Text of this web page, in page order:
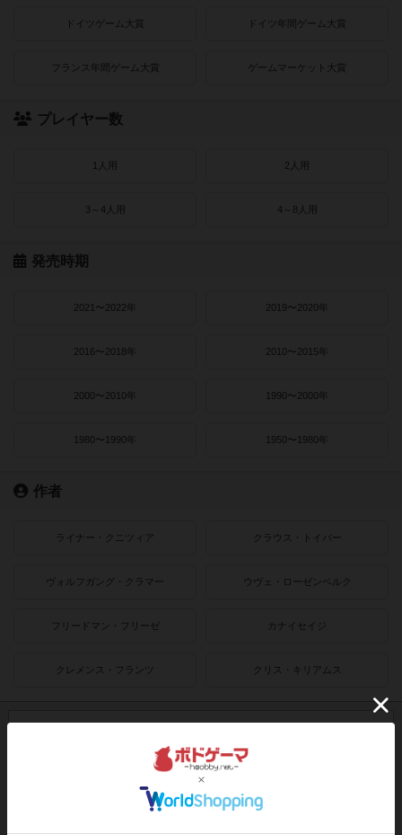
ドイツゲーム大賞 ドイツ年間ゲーム大賞
フランス年間ゲーム大賞 ゲームマーケット大賞
プレイヤー数
1人用 2人用
3～4人用 4～8人用
発売時期
2021〜2022年 2019〜2020年
2016〜2018年 2010〜2015年
2000〜2010年 1990〜2000年
1980〜1990年 1950〜1980年
作者
ライナー・クニツィア クラウス・トイバー
ヴォルフガング・クラマー ウヴェ・ローゼンベルク
フリードマン・フリーゼ カナイセイジ
クレメンス・フランツ クリス・キリアムス